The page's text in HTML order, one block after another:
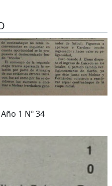
1 Nº 34